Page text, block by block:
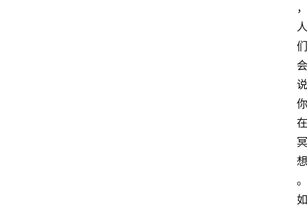
，
人
们
会
说
你
在
冥
想
。
如